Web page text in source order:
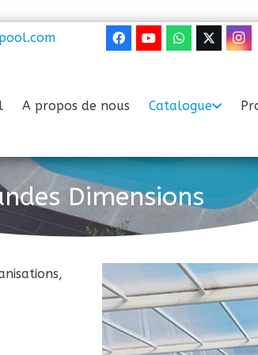
A propos de nous Catalogue
Dimensions